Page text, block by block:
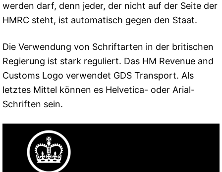
werden darf, denn jeder, der nicht auf der Seite der
HMRC steht, ist automatisch gegen den Staat.
Die Verwendung von Schriftarten in der britischen
Regierung ist stark reguliert. Das HM Revenue and
Customs Logo verwendet GDS Transport. Als
letztes Mittel können es Helvetica- oder Arial-
Schriften sein.